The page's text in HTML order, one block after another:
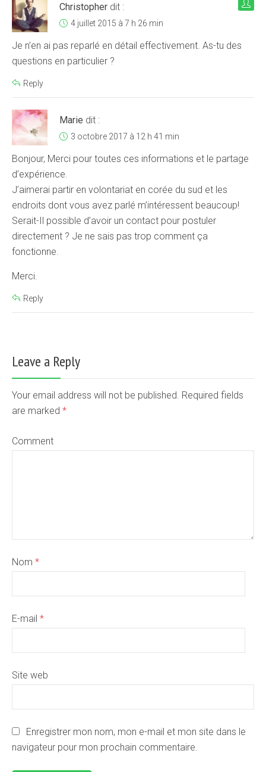
Christopher dit :
4 juillet 2015 à 7 h 26 min
Je n’en ai pas reparlé en détail effectivement. As-tu des
questions en particulier ?
Reply
Marie dit :
3 octobre 2017 à 12 h 41 min
Bonjour, Merci pour toutes ces informations et le partage
d’expérience.
J’aimerai partir en volontariat en corée du sud et les
endroits dont vous avez parlé m’intéressent beaucoup!
Serait-Il possible d’avoir un contact pour postuler
directement ? Je ne sais pas trop comment ça
fonctionne.
Merci.
Reply
Leave a Reply
Your email address will not be published. Required fields
are marked *
Comment
Nom *
E-mail *
Site web
Enregistrer mon nom, mon e-mail et mon site dans le
navigateur pour mon prochain commentaire.